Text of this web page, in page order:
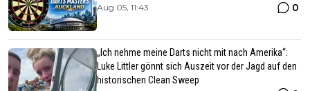
Aug 05, 11:43 0
„Ich nehme meine Darts nicht mit nach Amerika“:
Luke Littler gönnt sich Auszeit vor der Jagd auf den
historischen Clean Sweep